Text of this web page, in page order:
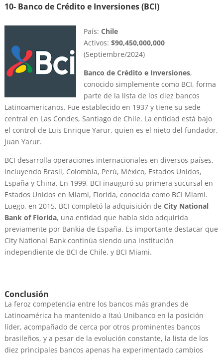
10- Banco de Crédito e Inversiones (BCI)
País: Chile
Activos: $90,450,000,000
(Septiembre/2024)
Banco de Crédito e Inversiones,
conocido simplemente como BCI, forma
parte de la lista de los diez bancos
Latinoamericanos. Fue establecido en 1937 y tiene su sede
central en Las Condes, Santiago de Chile. La entidad está bajo
el control de Luis Enrique Yarur, quien es el nieto del fundador,
Juan Yarur.
BCI desarrolla operaciones internacionales en diversos países,
incluyendo Brasil, Colombia, Perú, México, Estados Unidos,
España y China. En 1999, BCI inauguró su primera sucursal en
Estados Unidos en Miami, Florida, conocida como BCI Miami.
Luego, en 2015, BCI completó la adquisición de City National
Bank of Florida, una entidad que había sido adquirida
previamente por Bankia de España. Es importante destacar que
City National Bank continúa siendo una institución
independiente de BCI de Chile, y BCI Miami.
Conclusión
La feroz competencia entre los bancos más grandes de
Latinoamérica ha mantenido a Itaú Unibanco en la posición
líder, acompañado de cerca por otros prominentes bancos
brasileños, y a pesar de la evolución constante, la lista de los
diez principales bancos apenas ha experimentado cambios